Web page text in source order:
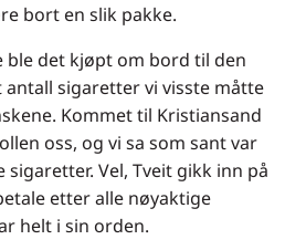
bort en slik pakke.
ble det kjøpt om bord til den
sigaretter vi visste måtte
Kommet til Kristiansand
oss, og vi sa som sant var
sigaretter. Vel, Tveit gikk inn på
etter alle nøyaktige
helt i sin orden.